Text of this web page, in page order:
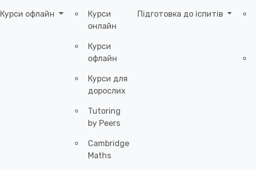
Курси офлайн
Курси
онлайн
Курси
офлайн
Курси для
дорослих
Tutoring
by Peers
Cambridge
Maths
Підготовка до іспитів